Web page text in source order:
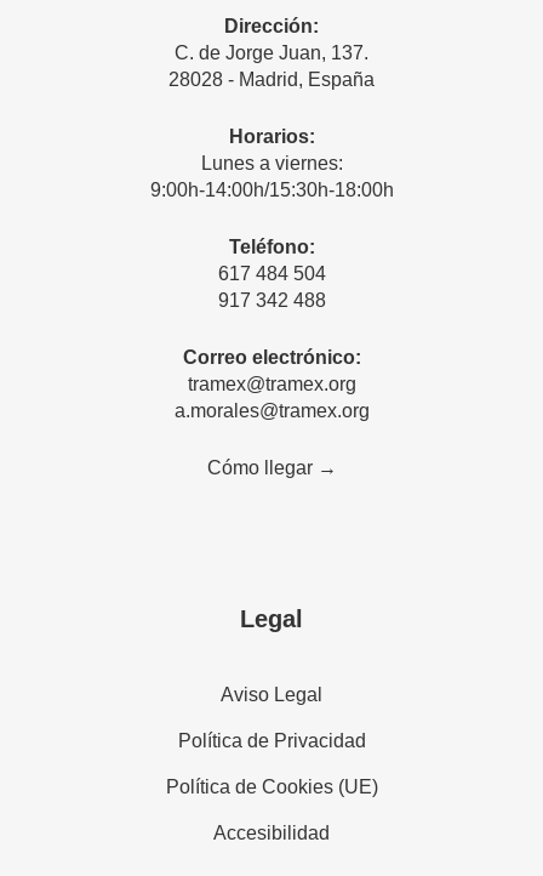
Dirección:
C. de Jorge Juan, 137.
28028 - Madrid, España
Horarios:
Lunes a viernes:
9:00h-14:00h/15:30h-18:00h
Teléfono:
617 484 504
917 342 488
Correo electrónico:
tramex@tramex.org
a.morales@tramex.org
Cómo llegar →
Legal
Aviso Legal
Política de Privacidad
Política de Cookies (UE)
Accesibilidad